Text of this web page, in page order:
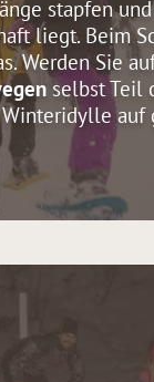
stapfen
liegt. Beim
Werden Sie
selbst Teil
Winteridylle auf